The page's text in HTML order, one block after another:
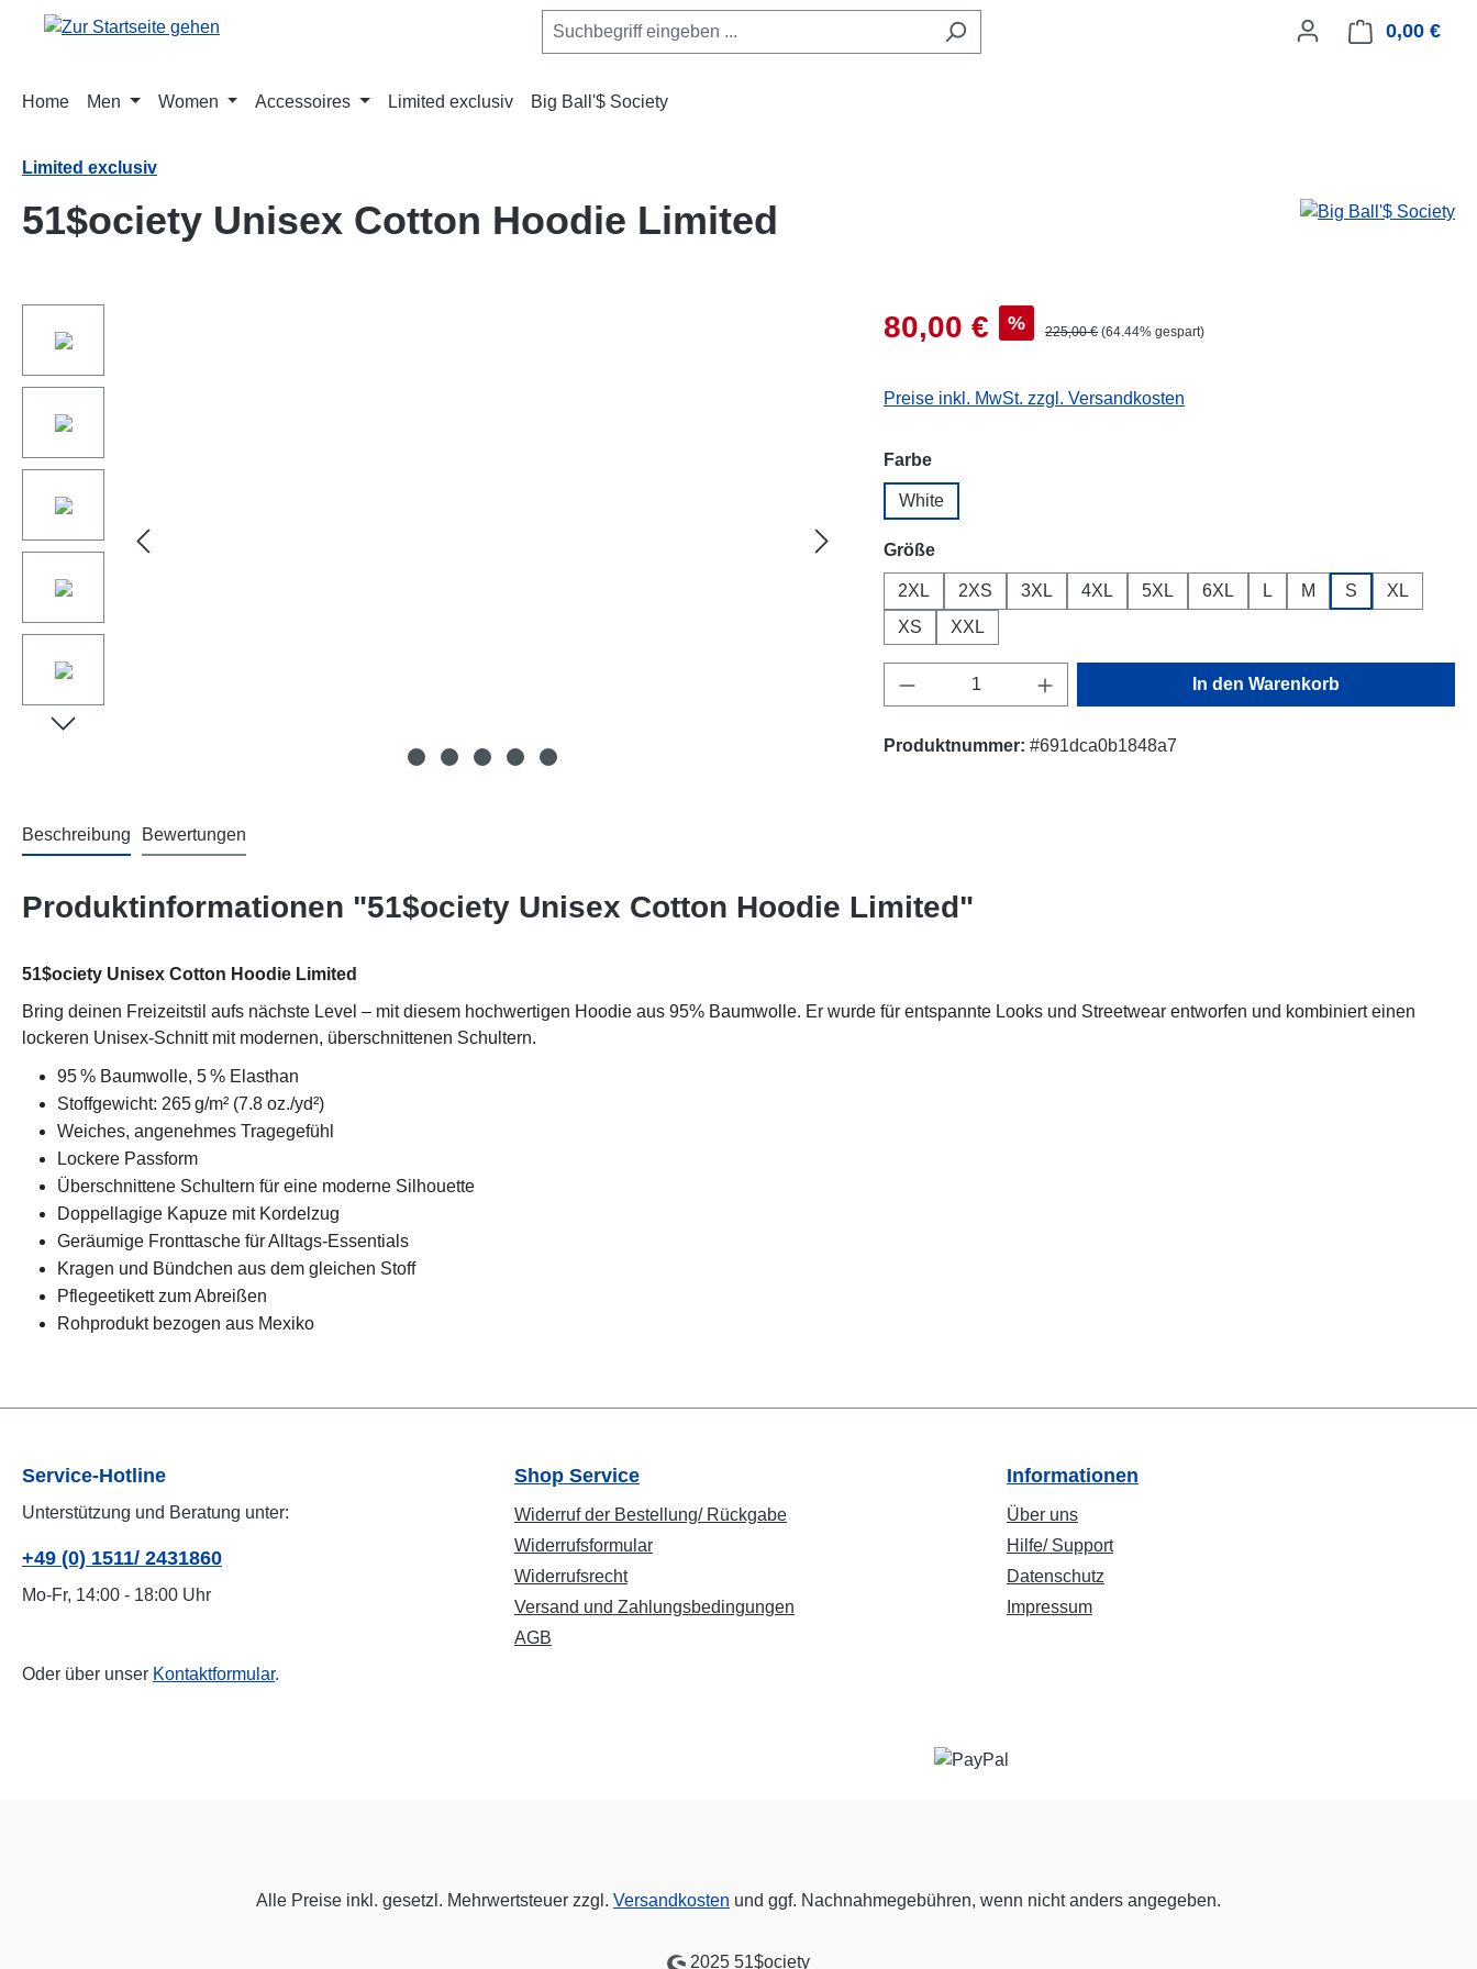
Zur Hauptnavigation springen 0,00 €
Home Men Women Accessoires Limited exclusiv Big Ball'$ Society
Limited exclusiv
51$ociety Unisex Cotton Hoodie Limited
80,00 € % 225,00 € (64.44% gespart)
Preise inkl. MwSt. zzgl. Versandkosten
Farbeauswählen
White
Größeauswählen
2XL 2XS 3XL 4XL 5XL 6XL L M S
XL
XS
XXL
Produkt Anzahl: Gib den gewünschten Wert ein
In den Warenkorb
Produktnummer: #691dca0b1848a7
Beschreibung Bewertungen
Produktinformationen "51$ociety Unisex Cotton Hoodie Limited"
51$ociety Unisex Cotton Hoodie Limited
Bring deinen Freizeitstil aufs nächste Level – mit diesem hochwertigen Hoodie aus 95% Baumwolle. Er wurde für entspannte Looks und Streetwear entworfen und kombiniert einen
lockeren Unisex-Schnitt mit modernen, überschnittenen Schultern.
95 % Baumwolle, 5 % Elasthan
Stoffgewicht: 265 g/m² (7.8 oz./yd²)
Weiches, angenehmes Tragegefühl
Lockere Passform
Überschnittene Schultern für eine moderne Silhouette
Doppellagige Kapuze mit Kordelzug
Geräumige Fronttasche für Alltags-Essentials
Kragen und Bündchen aus dem gleichen Stoff
Pflegeetikett zum Abreißen
Rohprodukt bezogen aus Mexiko
Service-Hotline
Unterstützung und Beratung unter:
+49 (0) 1511/ 2431860
Mo-Fr, 14:00 - 18:00 Uhr
Oder über unser Kontaktformular.
Shop Service
Widerruf der Bestellung/ Rückgabe
Widerrufsformular
Widerrufsrecht
Versand und Zahlungsbedingungen
AGB
Informationen
Über uns
Hilfe/ Support
Datenschutz
Impressum
Alle Preise inkl. gesetzl. Mehrwertsteuer zzgl. Versandkosten und ggf. Nachnahmegebühren, wenn nicht anders angegeben.
2025 51$ociety